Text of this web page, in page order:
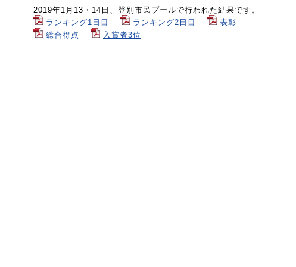
2019年1月13・14日、登別市民プールで行われた結果です。
ランキング1日目
ランキング2日目
表彰
総合得点
入賞者3位